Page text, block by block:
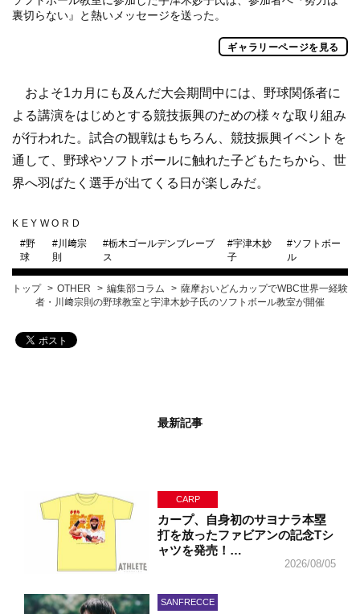
裏切らない』と熱いメッセージを送った。
ギャラリーページを見る
およそ1カ月にも及んだ大会期間中には、野球関係者に
よる講演をはじめとする競技振興のための様々な取り組み
が行われた。試合の観戦はもちろん、競技振興イベントを
通して、野球やソフトボールに触れた子どもたちから、世
界へ羽ばたく選手が出てくる日が楽しみだ。
KEYWORD
#野
球
#川﨑宗
則
#栃木ゴールデンブレーブ
ス
#宇津木妙
子
#ソフトボー
ル
トップ OTHER 編集部コラム
薩摩おいどんカップでWBC世界一経験
者・川﨑宗則の野球教室と宇津木妙子氏のソフトボール教室が開催
最新記事
CARP
カープ、自身初のサヨナラ本塁
打を放ったファビアンの記念Tシ
ャツを発売！…
2026/08/05
SANFRECCE